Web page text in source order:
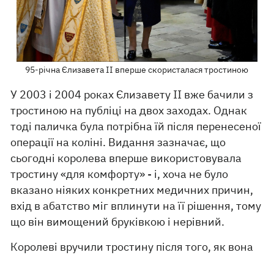
95-річна Єлизавета II вперше скористалася тростиною
У 2003 і 2004 роках Єлизавету II вже бачили з
тростиною на публіці на двох заходах. Однак
тоді паличка була потрібна їй після перенесеної
операції на коліні. Видання зазначає, що
сьогодні королева вперше використовувала
тростину «для комфорту» - і, хоча не було
вказано ніяких конкретних медичних причин,
вхід в абатство міг вплинути на її рішення, тому
що він вимощений бруківкою і нерівний.
Королеві вручили тростину після того, як вона